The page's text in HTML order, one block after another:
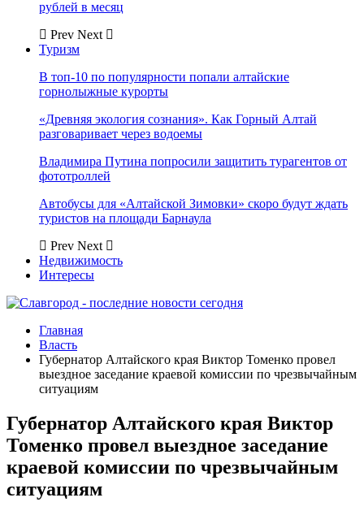
рублей в месяц
Prev Next
Туризм
В топ-10 по популярности попали алтайские
горнолыжные курорты
«Древняя экология сознания». Как Горный Алтай
разговаривает через водоемы
Владимира Путина попросили защитить турагентов от
фототроллей
Автобусы для «Алтайской Зимовки» скоро будут ждать
туристов на площади Барнаула
Prev Next
Недвижимость
Интересы
Главная
Власть
Губернатор Алтайского края Виктор Томенко провел
выездное заседание краевой комиссии по чрезвычайным
ситуациям
Губернатор Алтайского края Виктор
Томенко провел выездное заседание
краевой комиссии по чрезвычайным
ситуациям